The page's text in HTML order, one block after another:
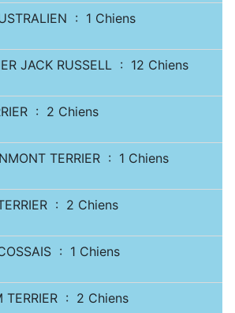
: 1 Chiens
JACK RUSSELL : 12 Chiens
: 2 Chiens
TERRIER : 1 Chiens
: 2 Chiens
: 1 Chiens
TERRIER : 2 Chiens